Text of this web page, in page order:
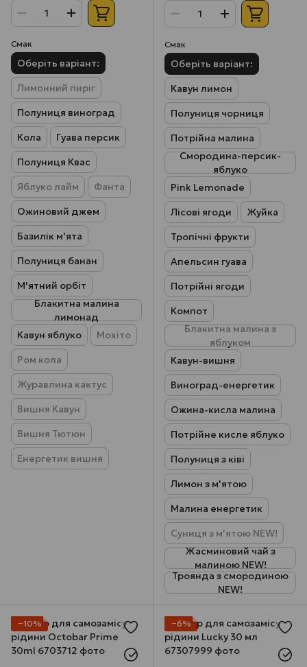
Смак
Оберіть варіант:
Лимонний пиріг
Полуниця виноград
Кола
Гуава персик
Полуниця Квас
Яблуко лайм
Фанта
Ожиновий джем
Базилік м'ята
Полуниця банан
М'ятний орбіт
Блакитна малина
лимонад
Кавун яблуко
Мохіто
Ром кола
Журавлина кактус
Вишня Кавун
Вишня Тютюн
Енергетик вишня
Смак
Оберіть варіант:
Кавун лимон
Полуниця чорниця
Потрійна малина
Смородина-персик-
яблуко
Pink Lemonade
Лісові ягоди
Жуйка
Тропічні фрукти
Апельсин гуава
Потрійні ягоди
Компот
Блакитна малина з
яблуком
Кавун-вишня
Виноград-енергетик
Ожина-кисла малина
Потрійне кисле яблуко
Полуниця з ківі
Лимон з м'ятою
Малина енергетик
Суниця з м'ятою NEW!
Жасминовий чай з
малиною NEW!
Троянда з смородиною
NEW!
−10% −6%